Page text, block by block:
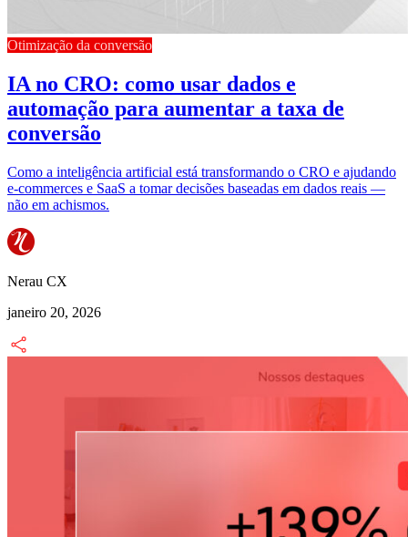
Otimização da conversão
IA no CRO: como usar dados e
automação para aumentar a taxa de
conversão
Como a inteligência artificial está transformando o CRO e ajudando
e-commerces e SaaS a tomar decisões baseadas em dados reais —
não em achismos.
Nerau CX
janeiro 20, 2026